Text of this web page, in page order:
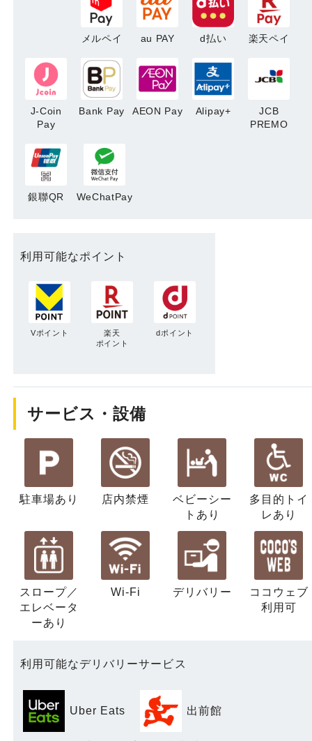
メルペイ au PAY d払い 楽天ペイ
J-Coin
Pay
Bank Pay AEON Pay Alipay+
JCB
PREMO
銀聯QR WeChatPay
利用可能なポイント
Vポイント
楽天
ポイント
dポイント
サービス・設備
駐車場あり 店内禁煙
ベビーシー
ト あり
多目的トイ
レ あり
スロープ／
エレベータ
ーあり
Wi-Fi デリバリー
ココウェブ
利用可
利用可能なデリバリーサービス
Uber Eats 出前館